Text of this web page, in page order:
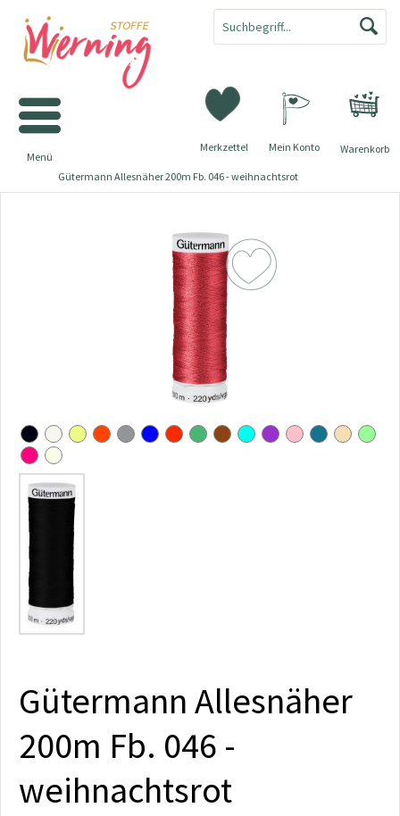
Warenkorb
Merkzettel Mein Konto
Menü
Gütermann Allesnäher 200m Fb. 046 - weihnachtsrot
Gütermann Allesnäher
200m Fb. 046 -
weihnachtsrot